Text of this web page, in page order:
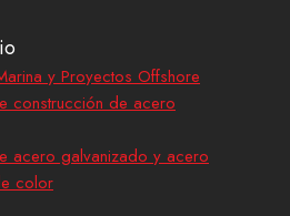
y Proyectos Offshore
construcción de acero
acero galvanizado y acero
color